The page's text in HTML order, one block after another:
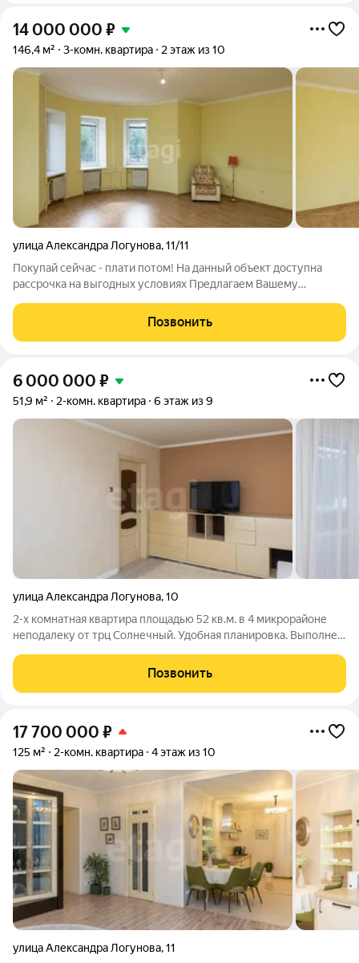
14 000 000 ₽
146,4 м² 3-комн. квартира 2 этаж из 10
улица Александра Логунова,11/11
Покупай сейчас - плати потом! На данный объект доступна
рассрочка на выгодных условиях Предлагаем Вашему
развитом районе города Тюмени. КВАРТИРА Большая
квартира на 2-ом этаже 10-этажного дома, общая
Позвонить
6 000 000 ₽
51,9 м² 2-комн. квартира 6 этаж из 9
улица Александра Логунова,10
2-х комнатная квартира площадью 52 кв.м. в 4 микрорайоне
неподалеку от трц Солнечный. Удобная планировка. Выполнен
Балкон утеплен. Аккуратный и чистый подъезд, в котором
недавно был сделан
Позвонить
17 700 000 ₽
125 м² 2-комн. квартира 4 этаж из 10
улица Александра Логунова,11